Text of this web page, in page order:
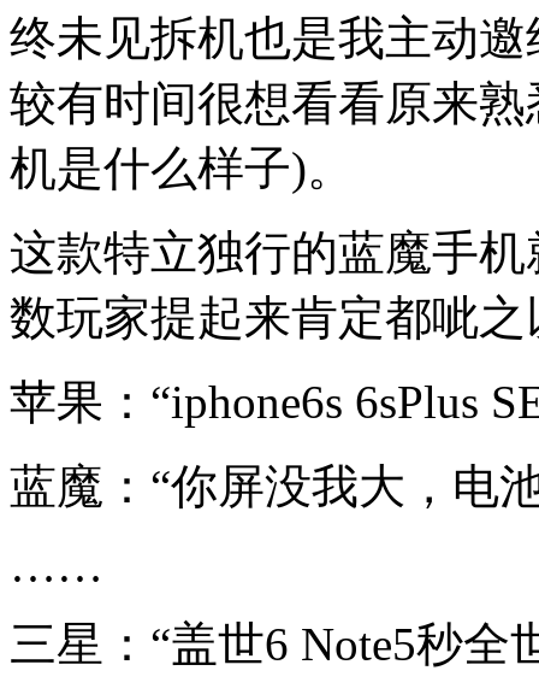
终未见拆机也是我主动
较有时间很想看看原来
机是什么样子)。
这款特立独行的蓝魔手
数玩家提起来肯定都呲之
苹果：“iphone6s 6sPlus
蓝魔：“你屏没我大，电
……
三星：“盖世6 Note5秒全